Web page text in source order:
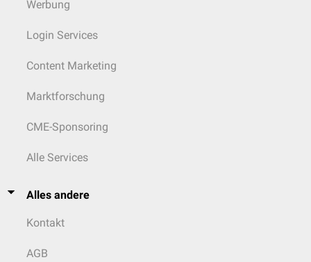
Werbung
Login Services
Content Marketing
Marktforschung
CME-Sponsoring
Alle Services
Alles andere
Kontakt
AGB